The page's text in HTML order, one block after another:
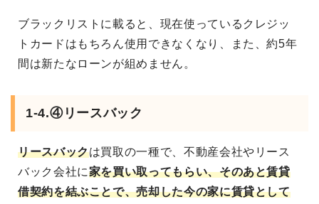
ブラックリストに載ると、現在使っているクレジッ
トカードはもちろん使用できなくなり、また、約5年
間は新たなローンが組めません。
1-4.④リースバック
リースバックは買取の一種で、不動産会社やリース
バック会社に家を買い取ってもらい、そのあと賃貸
借契約を結ぶことで、売却した今の家に賃貸として